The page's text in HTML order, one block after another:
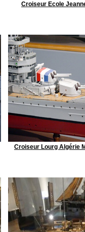
Croiseur Ecole
Croiseur Lourg Algérie